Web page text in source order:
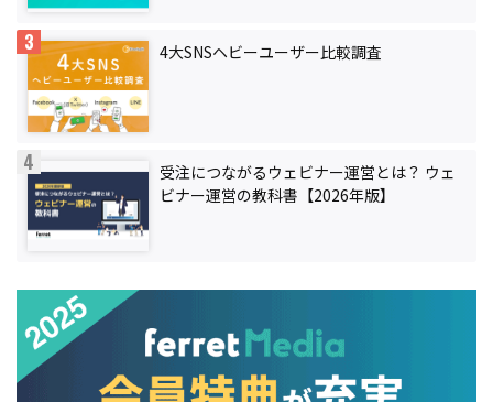
4大SNSヘビーユーザー比較調査
受注につながるウェビナー運営とは？ ウェ
ビナー運営の教科書【2026年版】